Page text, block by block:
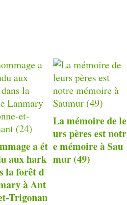
a ét
aux hark
la forêt d
à Ant
Trigonan
La mémoire de le
urs pères est notr
e mémoire à Sau
mur (49)